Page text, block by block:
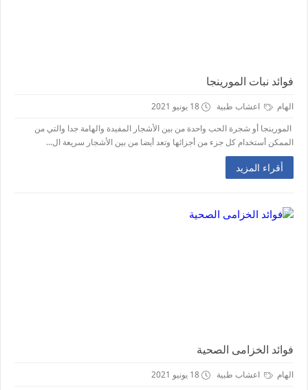
فوائد نبات المورينجا
الهام اعشاب طبية
18 يونيو 2021
المورينجا أو شجرة الحب واحدة من بين الأشجار المفيدة والهامة جدا والتي من
الممكن أستخدام كل جزء من أجزائها وتعد أيضا من بين الأشجار سريعة ال...
أقراء المزيد
فوائد الخزامى الصحية
الهام اعشاب طبية
18 يونيو 2021